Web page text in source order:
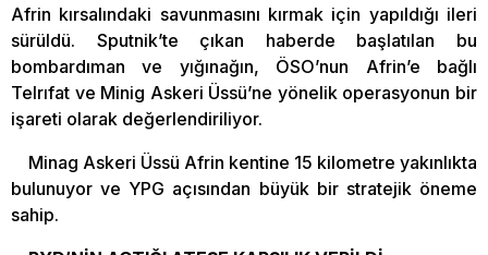
Afrin kırsalındaki savunmasını kırmak için yapıldığı ileri
sürüldü. Sputnik’te çıkan haberde başlatılan bu
bombardıman ve yığınağın, ÖSO’nun Afrin’e bağlı
Telrıfat ve Minig Askeri Üssü’ne yönelik operasyonun bir
işareti olarak değerlendiriliyor.
Minag Askeri Üssü Afrin kentine 15 kilometre yakınlıkta
bulunuyor ve YPG açısından büyük bir stratejik öneme
sahip.